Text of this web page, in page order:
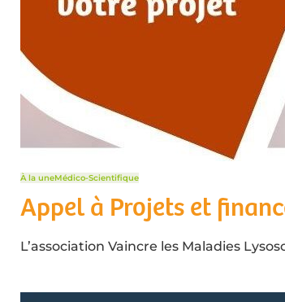
À la uneMédico-Scientifique
Appel à Projets et
L’association Vaincre les Maladies